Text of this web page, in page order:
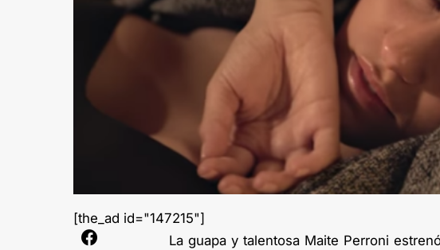
[the_ad id="147215"]
La guapa y talentosa Maite Perroni